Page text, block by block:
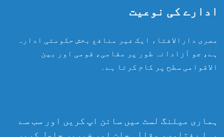
ادارے کی نوعیت
مصری دارالافتاء ایک غیر منافع بخش حکومتی ادارہ
ہے، جو آزادانہ طور پر مقامی، قومی اور بین
الاقوامی سطح پر کام کرتا ہے۔
ہماری میلنگ لسٹ میں سائن اپ کریں اور سب سے
پہلے فتاوی، مقالہ جات اور خبریں حاصل کریں۔